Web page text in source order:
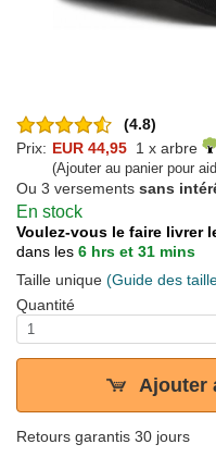
(4.8)
Prix: EUR 44,95 1 x arbre
(Ajouter au panier pour
Ou 3 versements sans
En stock
Voulez-vous le faire livrer
dans les 6 hrs et 31 mins
Taille unique (Guide des
Quantité
Ajouter
Retours garantis 30 jours